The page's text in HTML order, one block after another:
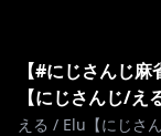
【#にじさんじ
【にじさんじ/える
える / Elu【にじさん